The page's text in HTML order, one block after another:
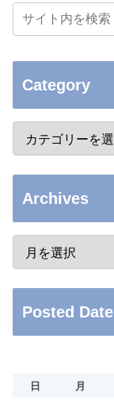
Category
Archives
Posted Date
日 月